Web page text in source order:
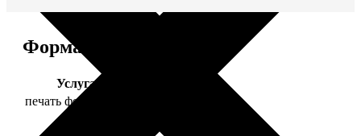
Форматы и цены
Услуга
печать фото 15х15